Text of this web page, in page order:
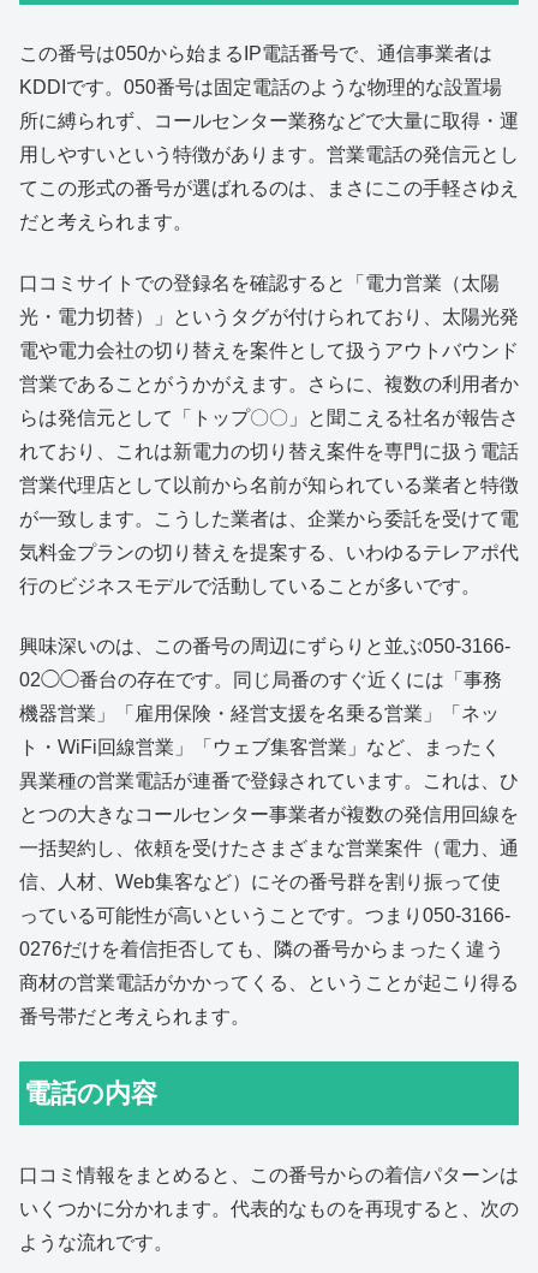
この番号は050から始まるIP電話番号で、通信事業者は
KDDIです。050番号は固定電話のような物理的な設置場
所に縛られず、コールセンター業務などで大量に取得・運
用しやすいという特徴があります。営業電話の発信元とし
てこの形式の番号が選ばれるのは、まさにこの手軽さゆえ
だと考えられます。
口コミサイトでの登録名を確認すると「電力営業（太陽
光・電力切替）」というタグが付けられており、太陽光発
電や電力会社の切り替えを案件として扱うアウトバウンド
営業であることがうかがえます。さらに、複数の利用者か
らは発信元として「トップ〇〇」と聞こえる社名が報告さ
れており、これは新電力の切り替え案件を専門に扱う電話
営業代理店として以前から名前が知られている業者と特徴
が一致します。こうした業者は、企業から委託を受けて電
気料金プランの切り替えを提案する、いわゆるテレアポ代
行のビジネスモデルで活動していることが多いです。
興味深いのは、この番号の周辺にずらりと並ぶ050-3166-
02◯◯番台の存在です。同じ局番のすぐ近くには「事務
機器営業」「雇用保険・経営支援を名乗る営業」「ネッ
ト・WiFi回線営業」「ウェブ集客営業」など、まったく
異業種の営業電話が連番で登録されています。これは、ひ
とつの大きなコールセンター事業者が複数の発信用回線を
一括契約し、依頼を受けたさまざまな営業案件（電力、通
信、人材、Web集客など）にその番号群を割り振って使
っている可能性が高いということです。つまり050-3166-
0276だけを着信拒否しても、隣の番号からまったく違う
商材の営業電話がかかってくる、ということが起こり得る
番号帯だと考えられます。
電話の内容
口コミ情報をまとめると、この番号からの着信パターンは
いくつかに分かれます。代表的なものを再現すると、次の
ような流れです。